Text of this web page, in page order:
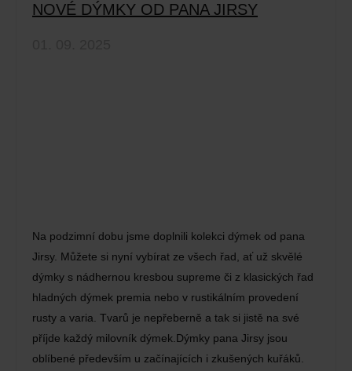
NOVÉ DÝMKY OD PANA JIRSY
Na podzimní dobu jsme doplnili kolekci dýmek od pana
Jirsy. Můžete si nyní vybírat ze všech řad, ať už skvělé
dýmky s nádhernou kresbou supreme či z klasických řad
hladných dýmek premia nebo v rustikálním provedení
rusty a varia. Tvarů je nepřeberně a tak si jistě na své
příjde každý milovník dýmek.Dýmky pana Jirsy jsou
oblíbené především u začínajících i zkušených kuřáků.